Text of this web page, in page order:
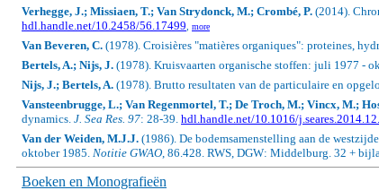
Verhegge, J.; Missiaen, T.; Van Strydonck, M.; Crombé, P. (2014).
hdl.handle.net/10.2458/56.17499
more
Van Beveren, C. (1978). Croisières "matières organiques": proteines,
Bertels, A.; Nijs, J. (1978). Kruisvaarten organische stoffen: juli 1977 -
Nijs, J.; Bertels, A. (1978). Brutto resultaten van de particulaire en
Vansteenbrugge, L.; Van Regenmortel, T.; De Troch, M.; Vincx, M.;
dynamics. J. Sea Res. 97: 28-39. hdl.handle.net/10.1016/
Van der Weiden, M.J.J. (1986). De bodemsamenstelling aan de
oktober 1985. Notitie GWAO, 86.428. RWS, DGW: Middelburg. 32 +
Boeken en Monografieën